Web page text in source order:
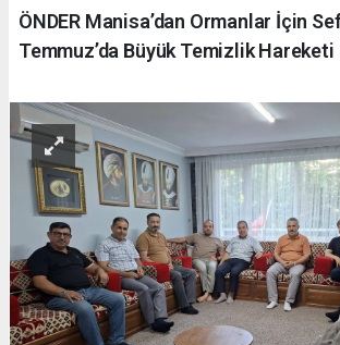
ÖNDER Manisa’dan Ormanlar İçin
Temmuz’da Büyük Temizlik Hareketi